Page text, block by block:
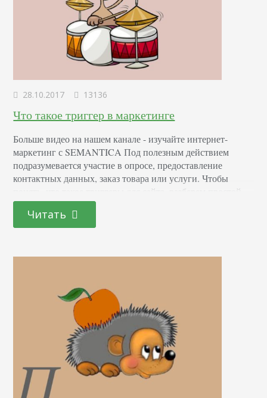
28.10.2017 13136
Что такое триггер в маркетинге
Больше видео на нашем канале - изучайте интернет-
маркетинг с SEMANTICA Под полезным действием
подразумевается участие в опросе, предоставление
контактных данных, заказ товара или услуги. Чтобы
понять, что такое триггеры для сайта, разберем простой
жизненный пример. Вы заходите в торговый центр. Все
здесь обыденно и привычно: рекламные вывески, яркие
витрины, промоутеры с листовками. Все вы уже видели,
Читать